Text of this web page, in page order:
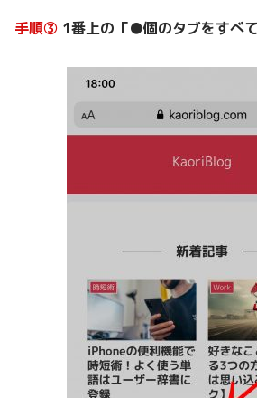
手順③ 1番上の「●個のタブをすべ